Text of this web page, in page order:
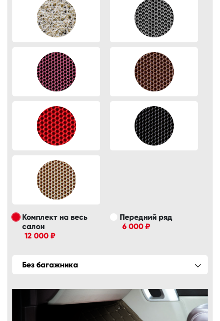
Комплект на весь
салон
12 000 ₽
Передний ряд
6 000 ₽
Без багажника